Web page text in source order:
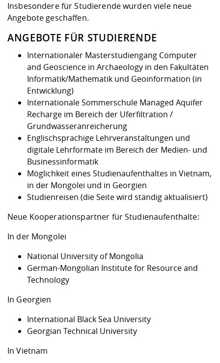
Insbesondere für Studierende wurden viele neue
Angebote geschaffen.
ANGEBOTE FÜR STUDIERENDE
Internationaler Masterstudiengang Computer
and Geoscience in Archaeology in den Fakultäten
Informatik/Mathematik und Geoinformation (in
Entwicklung)
Internationale Sommerschule Managed Aquifer
Recharge im Bereich der Uferfiltration /
Grundwasseranreicherung
Englischsprachige Lehrveranstaltungen und
digitale Lehrformate im Bereich der Medien- und
Businessinformatik
Möglichkeit eines Studienaufenthaltes in Vietnam,
in der Mongolei und in Georgien
Studienreisen (die Seite wird ständig aktualisiert)
Neue Kooperationspartner für Studienaufenthalte:
In der Mongolei
National University of Mongolia
German-Mongolian Institute for Resource and
Technology
In Georgien
International Black Sea University
Georgian Technical University
In Vietnam